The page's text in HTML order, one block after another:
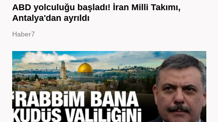
ABD yolculuğu başladı! İran Milli Takımı,
Antalya'dan ayrıldı
Haber7